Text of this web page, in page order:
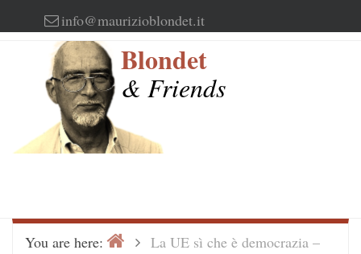
to
info@maurizioblondet.it
Blondet
& Friends
You are here: HomeLa UE sì che è democrazia –